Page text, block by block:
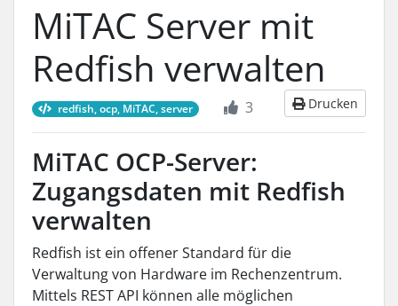
MiTAC Server mit
Redfish verwalten
Drucken
redfish, ocp, MiTAC, server 3
MiTAC OCP-Server:
Zugangsdaten mit Redfish
verwalten
Redfish ist ein offener Standard für die
Verwaltung von Hardware im Rechenzentrum.
Mittels REST API können alle möglichen